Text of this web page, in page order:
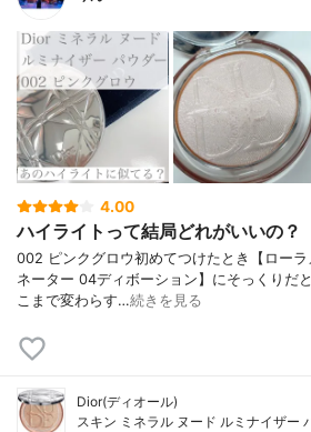
4.00
ハイライトって結局どれがいいの？
002 ピンクグロウ初めてつけたとき【ローラ
ネーター 04ディボーション】にそっくりだ
こまで変わらす…続きを見る
Dior(ディオール)
スキン ミネラル ヌード ルミナイザー